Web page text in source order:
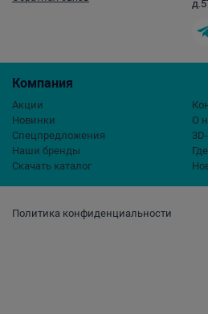
Политика конфиденциальности
Компания
Акции
Новинки
Спецпредложения
Наши бренды
Скачать каталог
О